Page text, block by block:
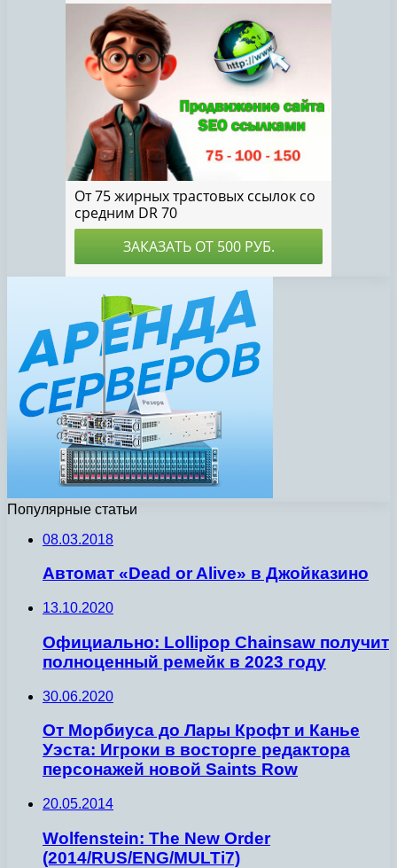
Популярные статьи
08.03.2018
Автомат «Dead or Alive» в Джойказино
13.10.2020
Официально: Lollipop Chainsaw получит
полноценный ремейк в 2023 году
30.06.2020
От Морбиуса до Лары Крофт и Канье
Уэста: Игроки в восторге редактора
персонажей новой Saints Row
20.05.2014
Wolfenstein: The New Order
(2014/RUS/ENG/MULTi7)